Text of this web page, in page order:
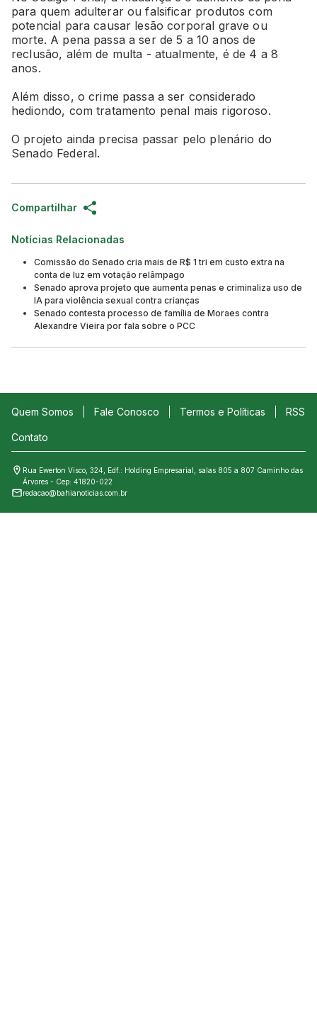
para quem adulterar ou falsificar produtos com
potencial para causar lesão corporal grave ou
morte. A pena passa a ser de 5 a 10 anos de
reclusão, além de multa - atualmente, é de 4 a 8
anos.
Além disso, o crime passa a ser considerado
hediondo, com tratamento penal mais rigoroso.
O projeto ainda precisa passar pelo plenário do
Senado Federal.
Compartilhar
Notícias Relacionadas
Comissão do Senado cria mais de R$ 1 tri em custo extra na
conta de luz em votação relâmpago
Senado aprova projeto que aumenta penas e criminaliza uso de
IA para violência sexual contra crianças
Senado contesta processo de família de Moraes contra
Alexandre Vieira por fala sobre o PCC
Quem Somos Fale Conosco Termos e Políticas RSS
Contato
Rua Ewerton Visco, 324, Edf.: Holding Empresarial, salas 805 a 807 Caminho das
Árvores - Cep: 41820-022
redacao@bahianoticias.com.br